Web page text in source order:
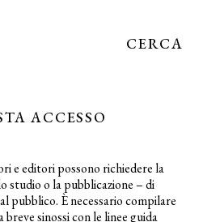
CERCA
ACCESSO
e editori possono richiedere la
studio o la pubblicazione – di
pubblico. È necessario compilare
sinossi con le linee guida